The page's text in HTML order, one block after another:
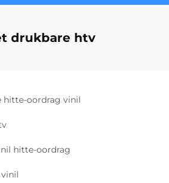
drukbare htv
hitte-oordrag vinil
hitte-oordrag